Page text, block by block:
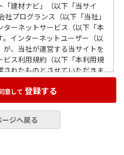
建材ナビ」（以下「当サイ
社プログランス（以下「当社」
ターネットサービス（以下「本
インターネットユーザー（以
、当社が運営する当サイトを
ス利用規約（以下「本利用規
れたものとさせていただきま
による当サイトの利用すべて
意して 登録する
ージへ戻る